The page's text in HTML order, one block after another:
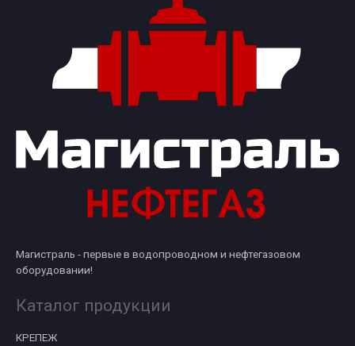
Магистраль - первые в водопроводном и нефтегазовом
оборудовании!
Каталог продукции
КРЕПЕЖ